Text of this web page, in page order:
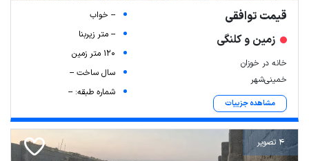
قیمت توافقی
زمین و کلنگی
خانه در خوزان
خمینی‌شهر
مشاهده جزییات
-- خواب
-- متر زیربنا
120 متر زمین
سال ساخت --
شماره طبقه: --
4 تصویر